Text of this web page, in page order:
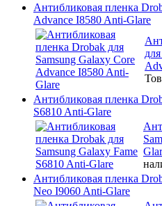
Антибликовая пленка
Advance I8580 Anti-Glare
Антибликовая пленка
S6810 Anti-Glare
Антибликовая пленка
Neo I9060 Anti-Glare